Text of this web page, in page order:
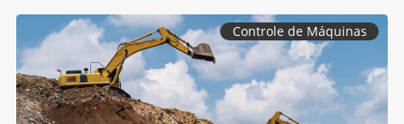
Controle de Máquinas